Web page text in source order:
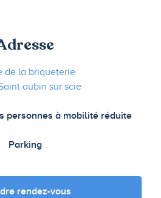
de la briqueterie
aubin sur scie
personnes à mobilité réduite
Parking
rendez-vous